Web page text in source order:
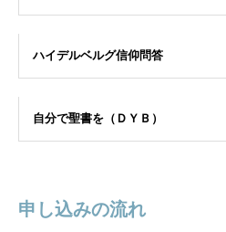
ハイデルベルグ信仰問答
自分で聖書を（ＤＹＢ）
申し込みの流れ